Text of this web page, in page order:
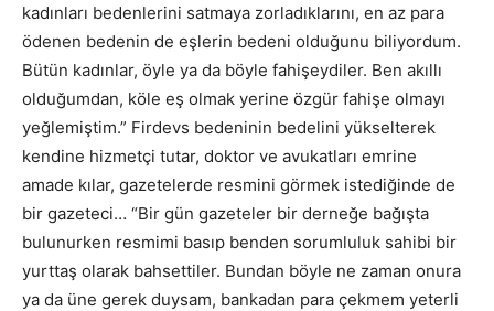
kadınları bedenlerini satmaya zorladıklarını, en az para
ödenen bedenin de eşlerin bedeni olduğunu biliyordum.
Bütün kadınlar, öyle ya da böyle fahişeydiler. Ben akıllı
olduğumdan, köle eş olmak yerine özgür fahişe olmayı
yeğlemiştim.” Firdevs bedeninin bedelini yükselterek
kendine hizmetçi tutar, doktor ve avukatları emrine
amade kılar, gazetelerde resmini görmek istediğinde de
bir gazeteci… “Bir gün gazeteler bir derneğe bağışta
bulunurken resmimi basıp benden sorumluluk sahibi bir
yurttaş olarak bahsettiler. Bundan böyle ne zaman onura
ya da üne gerek duysam, bankadan para çekmem yeterli